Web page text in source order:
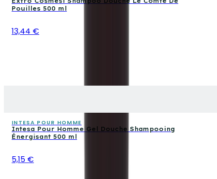
Pouilles 500 ml
13,44 €
INTESA POUR HOMME
Intesa Pour Homme Gel Douche Shampooing
Énergisant 500 ml
5,15 €